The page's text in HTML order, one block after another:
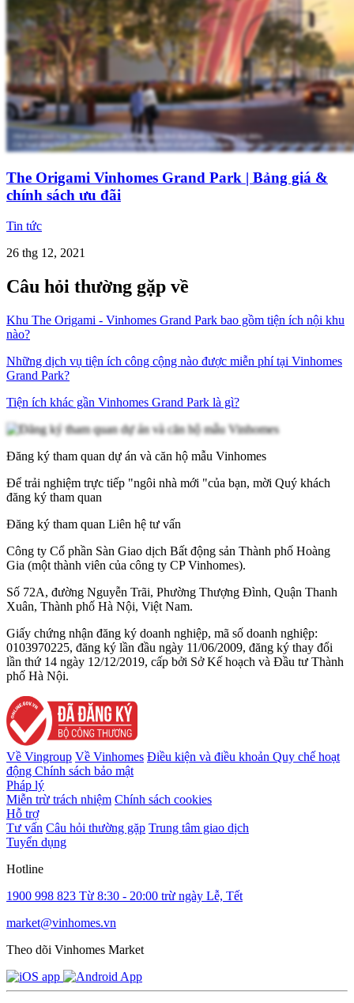
The Origami Vinhomes Grand Park | Bảng giá &
chính sách ưu đãi
Tin tức
26 thg 12, 2021
Câu hỏi thường gặp về
Khu The Origami - Vinhomes Grand Park bao gồm tiện ích nội khu
nào?
Những dịch vụ tiện ích công cộng nào được miễn phí tại Vinhomes
Grand Park?
Tiện ích khác gần Vinhomes Grand Park là gì?
Đăng ký tham quan dự án và căn hộ mẫu Vinhomes
Để trải nghiệm trực tiếp "ngôi nhà mới "của bạn, mời Quý khách
đăng ký tham quan
Đăng ký tham quan Liên hệ tư vấn
Công ty Cổ phần Sàn Giao dịch Bất động sản Thành phố Hoàng
Gia (một thành viên của công ty CP Vinhomes).
Số 72A, đường Nguyễn Trãi, Phường Thượng Đình, Quận Thanh
Xuân, Thành phố Hà Nội, Việt Nam.
Giấy chứng nhận đăng ký doanh nghiệp, mã số doanh nghiệp:
0103970225, đăng ký lần đầu ngày 11/06/2009, đăng ký thay đổi
lần thứ 14 ngày 12/12/2019, cấp bởi Sở Kế hoạch và Đầu tư Thành
phố Hà Nội.
Về Vingroup Về Vinhomes Điều kiện và điều khoản Quy chế hoạt
động Chính sách bảo mật
Pháp lý
Miễn trừ trách nhiệm Chính sách cookies
Hỗ trợ
Tư vấn Câu hỏi thường gặp Trung tâm giao dịch
Tuyển dụng
Hotline
1900 998 823 Từ 8:30 - 20:00 trừ ngày Lễ, Tết
market@vinhomes.vn
Theo dõi Vinhomes Market